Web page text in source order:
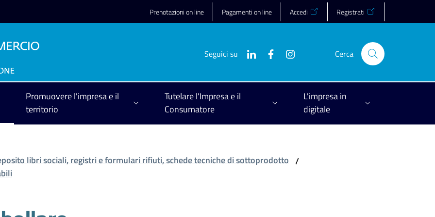
Prenotazioni on line Pagamenti on line Accedi Registrati
Seguici su Cerca
Promuovere l'impresa e il
territorio
Tutelare l'Impresa e il
Consumatore
L'impresa in
digitale
libri sociali, registri e formulari rifiuti, schede tecniche di sottoprodotto /